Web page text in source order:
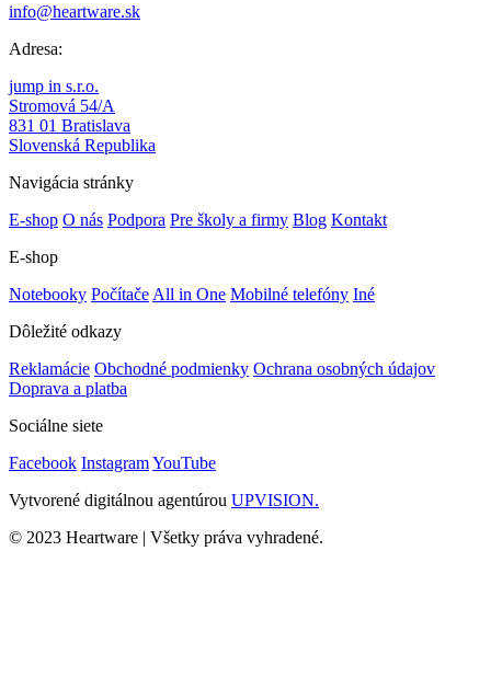
info@heartware.sk
Adresa:
jump in s.r.o.
Stromová 54/A
831 01 Bratislava
Slovenská Republika
Navigácia stránky
E-shop O nás Podpora Pre školy a firmy Blog Kontakt
E-shop
Notebooky Počítače All in One Mobilné telefóny Iné
Dôležité odkazy
Reklamácie Obchodné podmienky Ochrana osobných údajov
Doprava a platba
Sociálne siete
Facebook InstagramYouTube
Vytvorené digitálnou agentúrou UPVISION.
© 2023 Heartware | Všetky práva vyhradené.